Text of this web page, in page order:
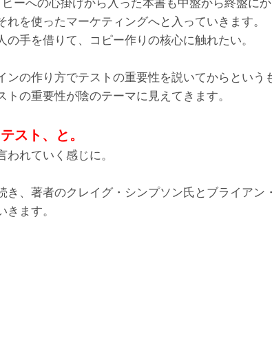
ーへの心掛けから入った本書も中盤から終盤に
れを使ったマーケティングへと入っていきます。
の手を借りて、コピー作りの核心に触れたい。
ンの作り方でテストの重要性を説いてからという
トの重要性が陰のテーマに見えてきます。
スト、と。
われていく感じに。
き、著者のクレイグ・シンプソン氏とブライアン
ます。